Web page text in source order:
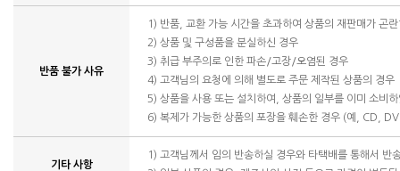
반품 불가 사유
1) 반품, 교환 가능 시간을 초과하여 상품의 재판매가 곤
2) 상품 및 구성품을 분실하신 경우
3) 취급 부주의로 인한 파손/고장/오염된 경우
4) 고객님의 요청에 의해 별도로 주문 제작된 상품의 경우
5) 상품을 사용 또는 설치하여, 상품의 일부를 이미 소비
6) 복제가 가능한 상품의 포장을 훼손한 경우 (예, CD,
기타 사항
1) 고객님께서 임의 반송하실 경우와 타택배를 통해서